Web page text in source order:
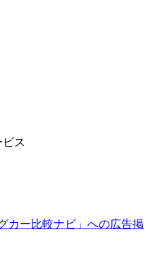
ス
カー比較ナビ」への広告掲